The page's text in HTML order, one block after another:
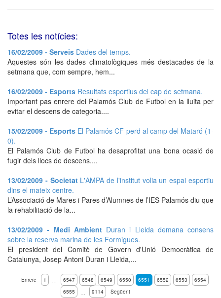
Totes les notícies:
16/02/2009 - Serveis Dades del temps.
Aquestes són les dades climatològiques més destacades de la
setmana que, com sempre, hem...
16/02/2009 - Esports Resultats esportius del cap de setmana.
Important pas enrere del Palamós Club de Futbol en la lluita per
evitar el descens de categoria....
15/02/2009 - Esports El Palamós CF perd al camp del Mataró (1-
0).
El Palamós Club de Futbol ha desaprofitat una bona ocasió de
fugir dels llocs de descens....
13/02/2009 - Societat L'AMPA de l'institut volia un espai esportiu
dins el mateix centre.
L’Associació de Mares i Pares d’Alumnes de l’IES Palamós diu que
la rehabilitació de la...
13/02/2009 - Medi Ambient Duran i Lleida demana consens
sobre la reserva marina de les Formigues.
El president del Comitè de Govern d'Unió Democràtica de
Catalunya, Josep Antoni Duran i Lleida,...
Enrere 1 … 6547 6548 6549 6550 6551 6552 6553
6554
6555
… 9114 Següent